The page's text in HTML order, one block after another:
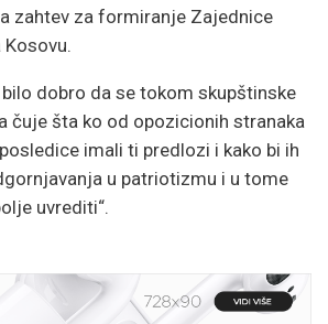
zahtev za formiranje Zajednice
bilo dobro da se tokom skupštinske
čuje šta ko od opozicionih stranaka
imali ti predlozi i kako bi ih
u patriotizmu i u tome
uvrediti“.